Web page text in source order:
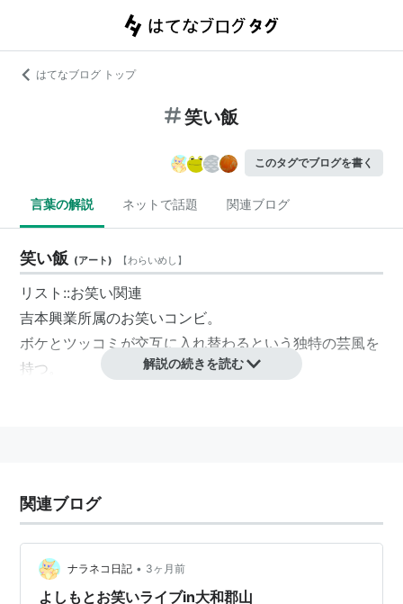
はてなブログ トップ
笑い飯
このタグでブログを書く
言葉の解説 ネットで話題 関連ブログ
笑い飯 (アート) 【わらいめし 】
リスト::お笑い関連
吉本興業所属のお笑いコンビ。
ボケとツッコミが交互に入れ替わるという独特の芸風を
持つ。
哲夫は「中西さん」と名字を言われることを何故か嫌が
る
受賞歴
解説の続きを読む
関連ブログ
ナラネコ日記 • 3ヶ月前
よしもとお笑いライブin大和郡山